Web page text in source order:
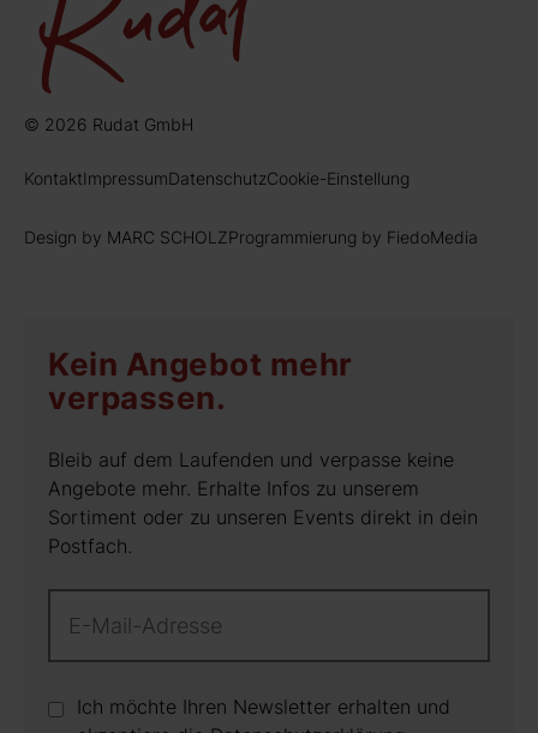
© 2026 Rudat GmbH
KontaktImpressumDatenschutzCookie-Einstellung
Design by MARC SCHOLZProgrammierung by FiedoMedia
Kein Angebot mehr
verpassen.
Bleib auf dem Laufenden und verpasse keine
Angebote mehr. Erhalte Infos zu unserem
Sortiment oder zu unseren Events direkt in dein
Postfach.
Ich möchte Ihren Newsletter erhalten und